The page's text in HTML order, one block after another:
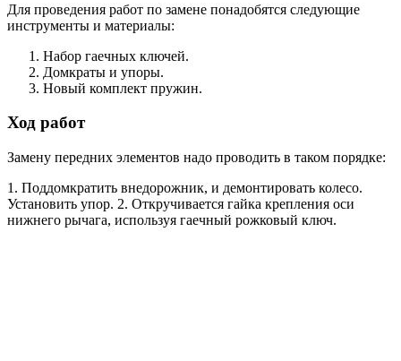
Для проведения работ по замене понадобятся следующие
инструменты и материалы:
Набор гаечных ключей.
Домкраты и упоры.
Новый комплект пружин.
Ход работ
Замену передних элементов надо проводить в таком порядке:
1. Поддомкратить внедорожник, и демонтировать колесо.
Установить упор. 2. Откручивается гайка крепления оси
нижнего рычага, используя гаечный рожковый ключ.